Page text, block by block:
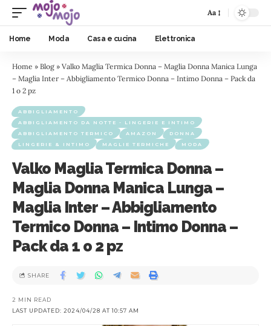
Aa
Home Moda Casa e cucina Elettronica
Home » Blog » Valko Maglia Termica Donna – Maglia Donna Manica Lunga
– Maglia Inter – Abbigliamento Termico Donna – Intimo Donna – Pack da
1 o 2 pz
ABBIGLIAMENTO
ABBIGLIAMENTO DA NOTTE - LINGERIE E INTIMO
ABBIGLIAMENTO TERMICO
AMAZON
DONNA
LINGERIE & INTIMO
MAGLIE TERMICHE MODA
Valko Maglia Termica Donna –
Maglia Donna Manica Lunga –
Maglia Inter – Abbigliamento
Termico Donna – Intimo Donna –
Pack da 1 o 2 pz
LAST UPDATED: 2024/04/28 AT 10:57 AM
2 MIN READ
SHARE